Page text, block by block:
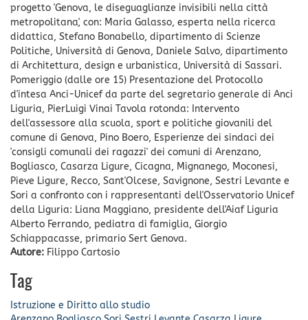
progetto 'Genova, le diseguaglianze invisibili nella città
metropolitana', con: Maria Galasso, esperta nella ricerca
didattica, Stefano Bonabello, dipartimento di Scienze
Politiche, Università di Genova, Daniele Salvo, dipartimento
di Architettura, design e urbanistica, Università di Sassari.
Pomeriggio (dalle ore 15) Presentazione del Protocollo
d'intesa Anci-Unicef da parte del segretario generale di Anci
Liguria, PierLuigi Vinai Tavola rotonda: Intervento
dell'assessore alla scuola, sport e politiche giovanili del
comune di Genova, Pino Boero, Esperienze dei sindaci dei
'consigli comunali dei ragazzi' dei comuni di Arenzano,
Bogliasco, Casarza Ligure, Cicagna, Mignanego, Moconesi,
Pieve Ligure, Recco, Sant'Olcese, Savignone, Sestri Levante e
Sori a confronto con i rappresentanti dell'Osservatorio Unicef
della Liguria: Liana Maggiano, presidente dell'Aiaf Liguria
Alberto Ferrando, pediatra di famiglia, Giorgio
Schiappacasse, primario Sert Genova.
Autore: Filippo Cartosio
Tag
Istruzione e Diritto allo studio